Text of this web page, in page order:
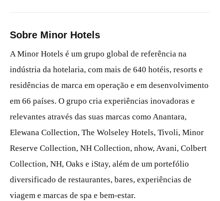
Sobre Minor Hotels
A Minor Hotels é um grupo global de referência na
indústria da hotelaria, com mais de 640 hotéis, resorts e
residências de marca em operação e em desenvolvimento
em 66 países. O grupo cria experiências inovadoras e
relevantes através das suas marcas como Anantara,
Elewana Collection, The Wolseley Hotels, Tivoli, Minor
Reserve Collection, NH Collection, nhow, Avani, Colbert
Collection, NH, Oaks e iStay, além de um portefólio
diversificado de restaurantes, bares, experiências de
viagem e marcas de spa e bem‑estar.